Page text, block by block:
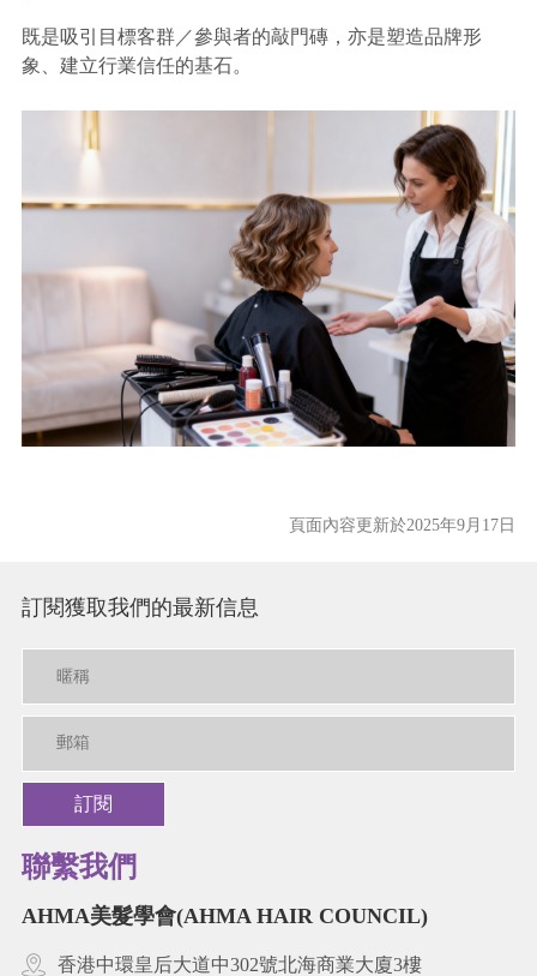
既是吸引目標客群／參與者的敲門磚，亦是塑造品牌形
象、建立行業信任的基石。
頁面內容更新於2025年9月17日
訂閱獲取我們的最新信息
訂閱
聯繫我們
AHMA美髮學會(AHMA HAIR COUNCIL)
香港中環皇后大道中302號北海商業大廈3樓